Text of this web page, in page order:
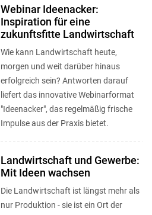
Webinar Ideenacker:
Inspiration für eine
zukunftsfitte Landwirtschaft
Wie kann Landwirtschaft heute,
morgen und weit darüber hinaus
erfolgreich sein? Antworten darauf
liefert das innovative Webinarformat
"Ideenacker", das regelmäßig frische
Impulse aus der Praxis bietet.
Landwirtschaft und Gewerbe:
Mit Ideen wachsen
Die Landwirtschaft ist längst mehr als
nur Produktion - sie ist ein Ort der